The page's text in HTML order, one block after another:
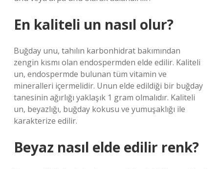
En kaliteli un nasıl olur?
Buğday unu, tahılın karbonhidrat bakımından
zengin kısmı olan endospermden elde edilir. Kaliteli
un, endospermde bulunan tüm vitamin ve
mineralleri içermelidir. Unun elde edildiği bir buğday
tanesinin ağırlığı yaklaşık 1 gram olmalıdır. Kaliteli
un, beyazlığı, buğday kokusu ve yumuşaklığı ile
karakterize edilir.
Beyaz nasıl elde edilir renk?